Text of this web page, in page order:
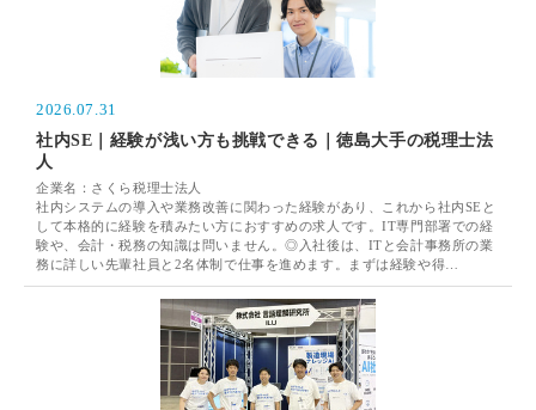
2026.07.31
社内SE｜経験が浅い方も挑戦できる｜徳島大手の税理士法
人
企業名：さくら税理士法人
社内システムの導入や業務改善に関わった経験があり、これから社内SEと
して本格的に経験を積みたい方におすすめの求人です。IT専門部署での経
験や、会計・税務の知識は問いません。◎入社後は、ITと会計事務所の業
務に詳しい先輩社員と2名体制で仕事を進めます。まずは経験や得…